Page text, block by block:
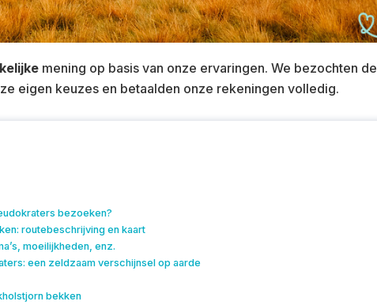
mening op basis van onze ervaringen. We bezochten de
eigen keuzes en betaalden onze rekeningen volledig.
bezoeken?
routebeschrijving en kaart
moeilijkheden, enz.
een zeldzaam verschijnsel op aarde
bekken